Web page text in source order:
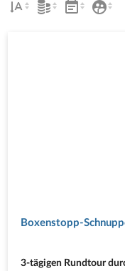
Boxenstopp-
3-tägigen Rundtour